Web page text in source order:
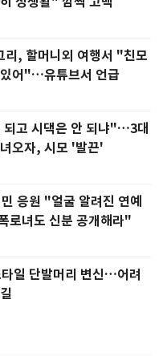
리, 할머니외 여행서 "친모
어"…유튜브서 언급
되고 시댁은 안 되냐"…3대
오자, 시모 '발끈'
응원 "얼굴 알려진 연예
로녀도 신분 공개해라"
일 단발머리 변신…어려